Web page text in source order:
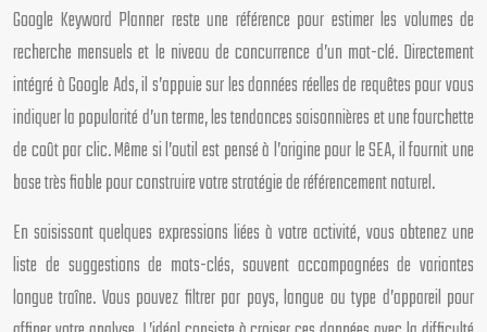
Google Keyword Planner reste une référence pour estimer les volumes de
recherche mensuels et le niveau de concurrence d’un mot-clé. Directement
intégré à Google Ads, il s’appuie sur les données réelles de requêtes pour vous
indiquer la popularité d’un terme, les tendances saisonnières et une fourchette
de coût par clic. Même si l’outil est pensé à l’origine pour le SEA, il fournit une
base très fiable pour construire votre stratégie de référencement naturel.
En saisissant quelques expressions liées à votre activité, vous obtenez une
liste de suggestions de mots-clés, souvent accompagnées de variantes
longue traîne. Vous pouvez filtrer par pays, langue ou type d’appareil pour